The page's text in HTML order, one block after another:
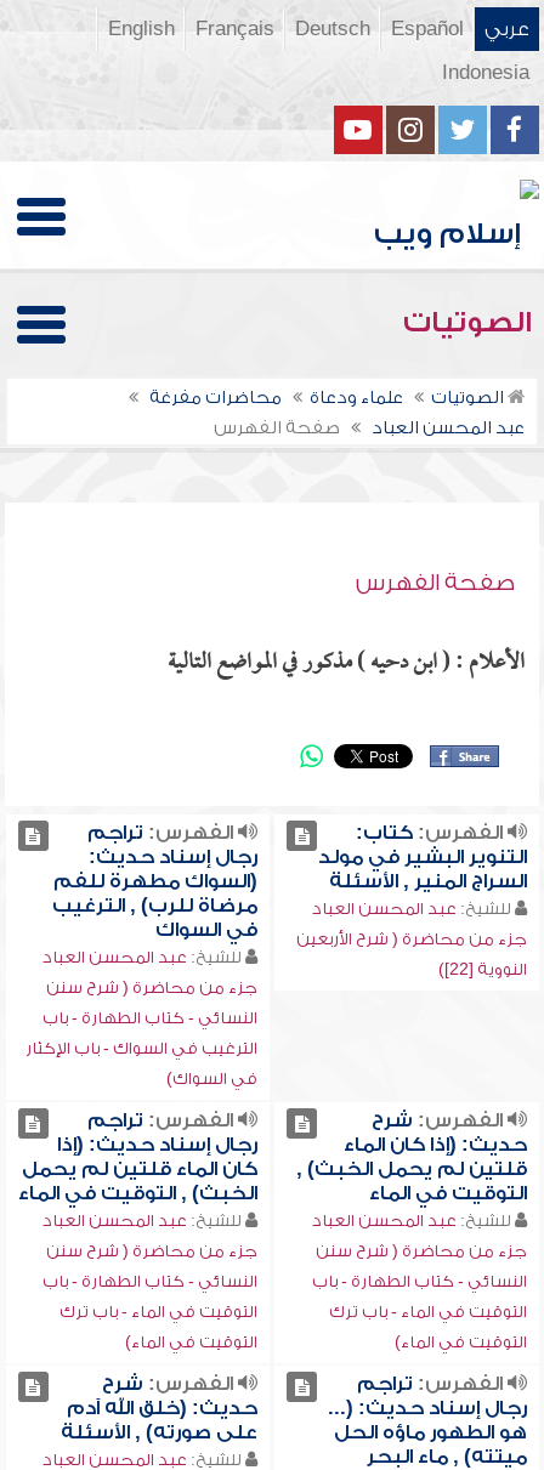
عربي Español
Deutsch
Français
English
Indonesia
الصوتيات
الصوتيات علماء ودعاة
محاضرات مفرغة
عبد المحسن العباد
صفحة الفهرس
صفحة الفهرس
الأعلام : ( ابن دحيه ) مذكور في المواضع التالية
الفهرس:كتاب:
التنوير البشير في مولد
السراج المنير , الأسئلة
للشيخ: عبد المحسن العباد
جزء من محاضرة ( شرح الأربعين
النووية [22])
الفهرس: تراجم
رجال إسناد حديث:
(السواك مطهرة للفم
مرضاة للرب) , الترغيب
في السواك
للشيخ: عبد المحسن العباد
جزء من محاضرة ( شرح سنن
النسائي - كتاب الطهارة - باب
الترغيب في السواك - باب الإكثار
في السواك)
الفهرس: شرح
حديث: (إذا كان الماء
قلتين لم يحمل الخبث) ,
التوقيت في الماء
للشيخ: عبد المحسن العباد
جزء من محاضرة ( شرح سنن
النسائي - كتاب الطهارة - باب
التوقيت في الماء - باب ترك
التوقيت في الماء)
الفهرس: تراجم
رجال إسناد حديث: (إذا
كان الماء قلتين لم يحمل
الخبث) , التوقيت في الماء
للشيخ: عبد المحسن العباد
جزء من محاضرة ( شرح سنن
النسائي - كتاب الطهارة - باب
التوقيت في الماء - باب ترك
التوقيت في الماء)
الفهرس: تراجم
رجال إسناد حديث: (...
هو الطهور ماؤه الحل
ميتته) , ماء البحر
الفهرس: شرح
حديث: (خلق الله آدم
على صورته) , الأسئلة
للشيخ: عبد المحسن العباد